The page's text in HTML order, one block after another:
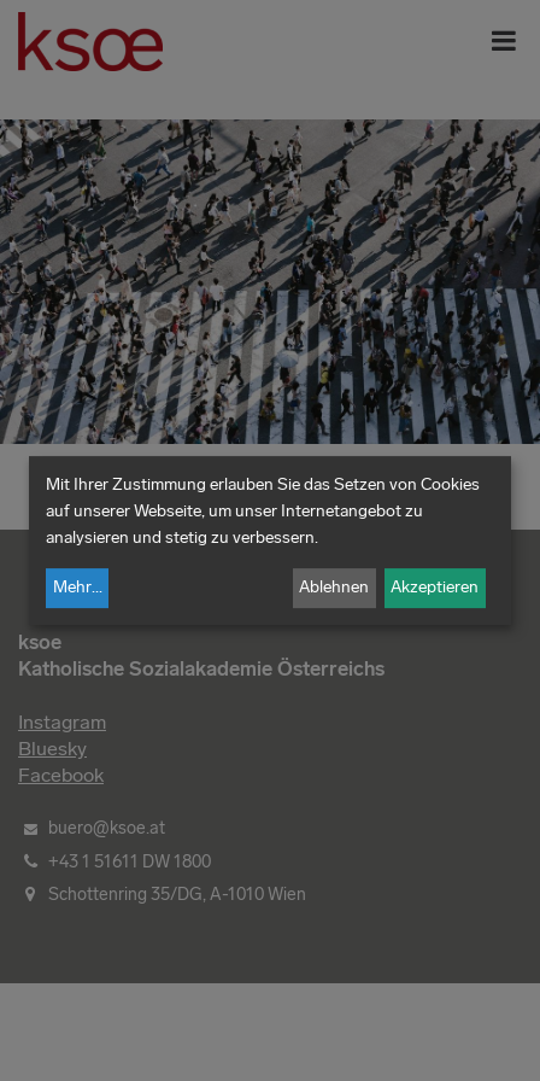
ksoe
Katholische Sozialakademie Österreichs
Instagram
Bluesky
Facebook
buero@ksoe.at
+43 1 51611 DW 1800
Schottenring 35/DG, A-1010 Wien
Mit Ihrer Zustimmung erlauben Sie das Setzen von Cookies
auf unserer Webseite, um unser Internetangebot zu
analysieren und stetig zu verbessern.
Mehr... Ablehnen Akzeptieren